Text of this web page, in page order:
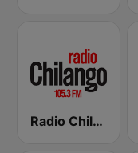
Radio Chilango 105.3 FM